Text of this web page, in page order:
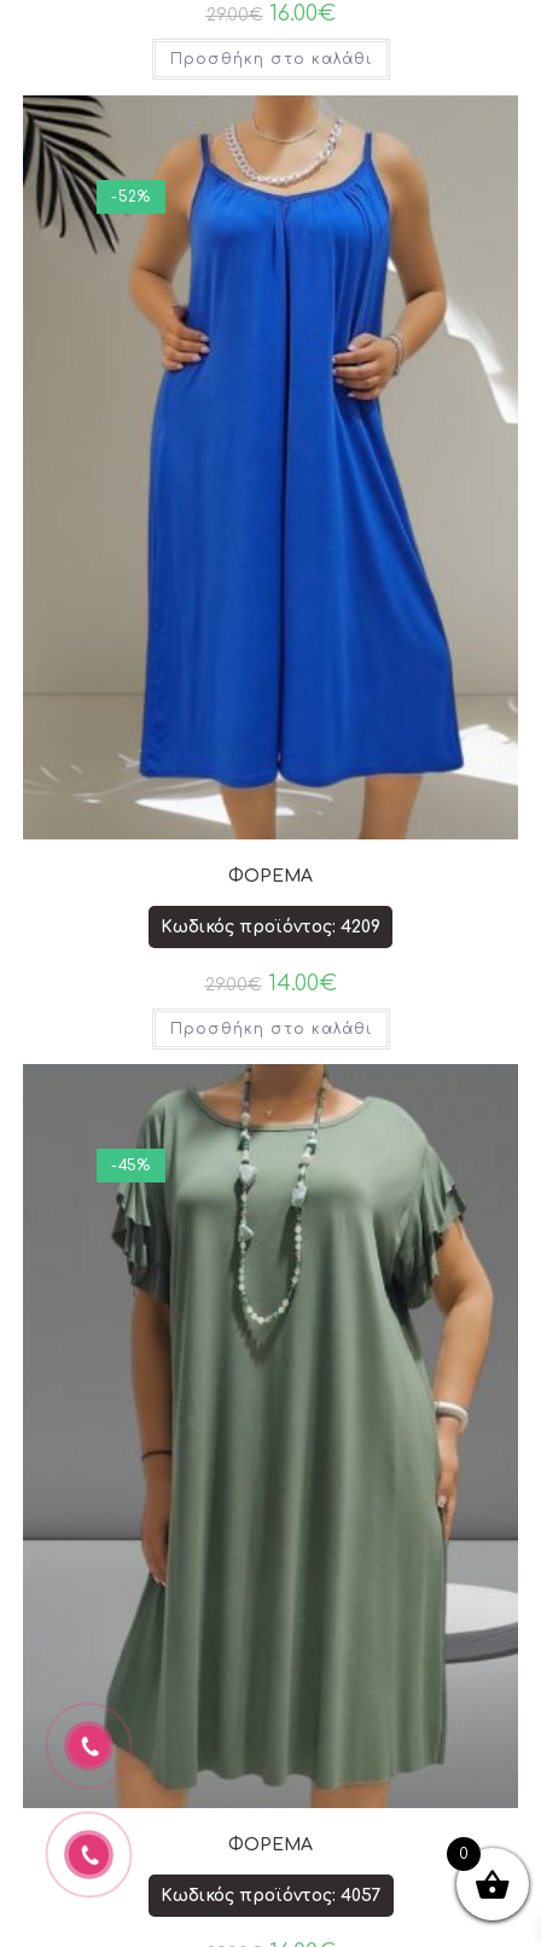
29.00€ 16.00€
Προσθήκη στο καλάθι
-52%
ΦΟΡΕΜΑ
Κωδικός προϊόντος: 4209
29.00€ 14.00€
Προσθήκη στο καλάθι
-45%
ΦΟΡΕΜΑ
Κωδικός προϊόντος: 4057
0